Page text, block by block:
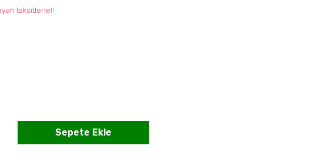
taksitlerle!!
Sepete Ekle